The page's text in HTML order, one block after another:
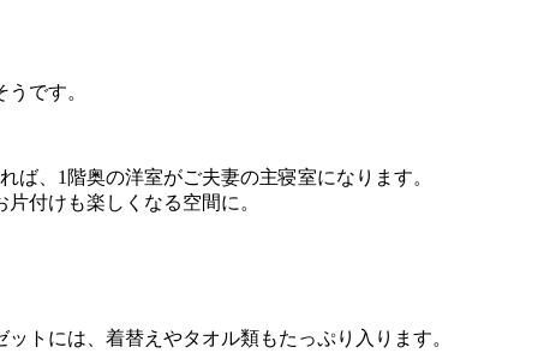
です。
、1階奥の洋室がご夫妻の主寝室になります。
付けも楽しくなる空間に。
トには、着替えやタオル類もたっぷり入ります。